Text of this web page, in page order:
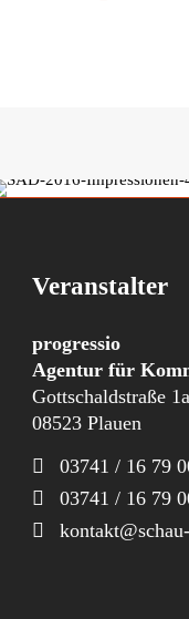
Veranstalter
progressio
Agentur für
Gottschaldstraße 1a
08523 Plauen
03741 / 16 79
03741 / 16 79